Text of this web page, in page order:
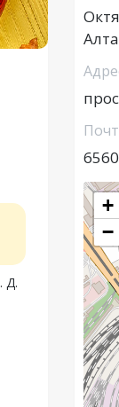
Д.
+
−